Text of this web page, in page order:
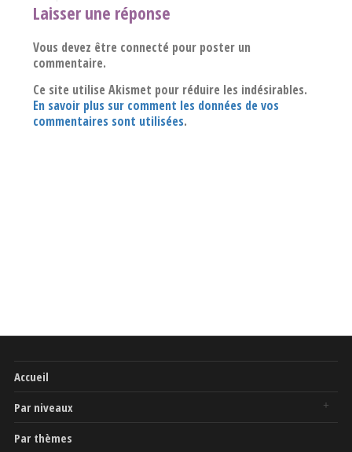
Laisser une réponse
Vous devez être connecté pour poster un
commentaire.
Ce site utilise Akismet pour réduire les indésirables.
En savoir plus sur comment les données de vos
commentaires sont utilisées.
Accueil
Par niveaux
Par thèmes